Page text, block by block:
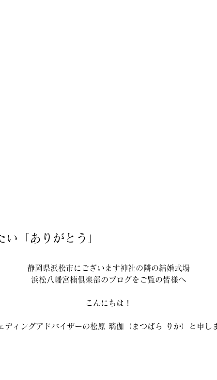
静岡県浜松市にございます神社の隣の結婚式場
浜松八幡宮楠俱楽部のブログをご覧の皆様へ
こんにちは！
ディングアドバイザーの松原 璃伽（まつばら りか）と申し
「ありがとう」